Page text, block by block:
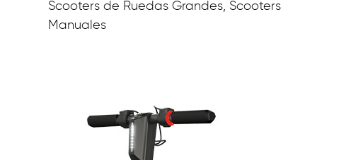
Scooters de Ruedas Grandes, Scooters
Manuales